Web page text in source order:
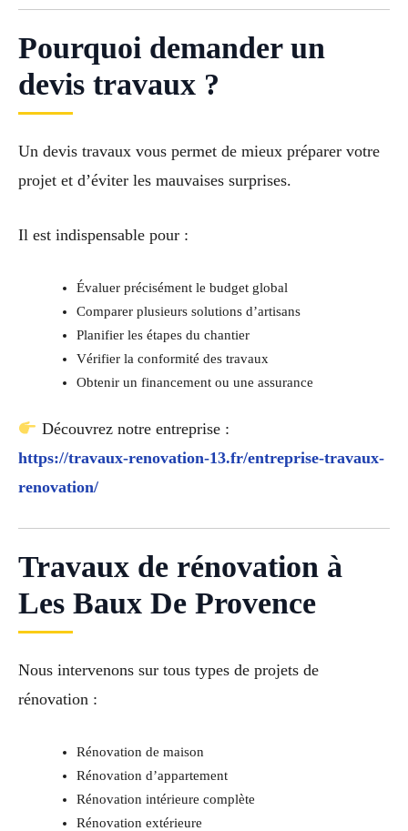
Pourquoi demander un
devis travaux ?
Un devis travaux vous permet de mieux préparer votre
projet et d’éviter les mauvaises surprises.
Il est indispensable pour :
Évaluer précisément le budget global
Comparer plusieurs solutions d’artisans
Planifier les étapes du chantier
Vérifier la conformité des travaux
Obtenir un financement ou une assurance
Découvrez notre entreprise :
https://travaux-renovation-13.fr/entreprise-travaux-
renovation/
Travaux de rénovation à
Les Baux De Provence
Nous intervenons sur tous types de projets de
rénovation :
Rénovation de maison
Rénovation d’appartement
Rénovation intérieure complète
Rénovation extérieure